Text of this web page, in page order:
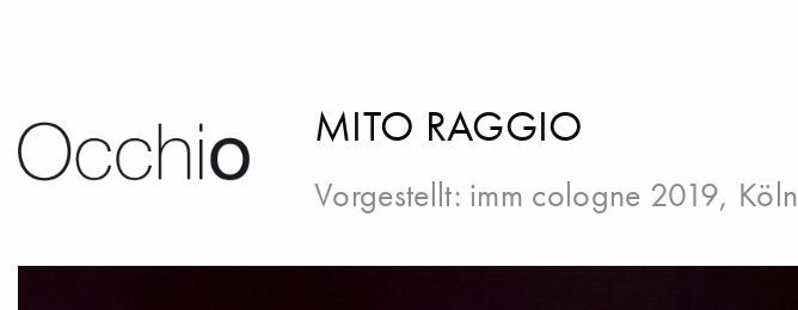
MITO RAGGIO
Vorgestellt: imm cologne 2019, Köln